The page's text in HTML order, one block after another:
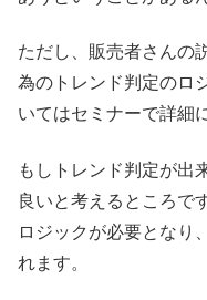
ただし、販売者さんの
為のトレンド判定のロ
いてはセミナーで詳細
もしトレンド判定が出
良いと考えるところで
ロジックが必要となり
れます。